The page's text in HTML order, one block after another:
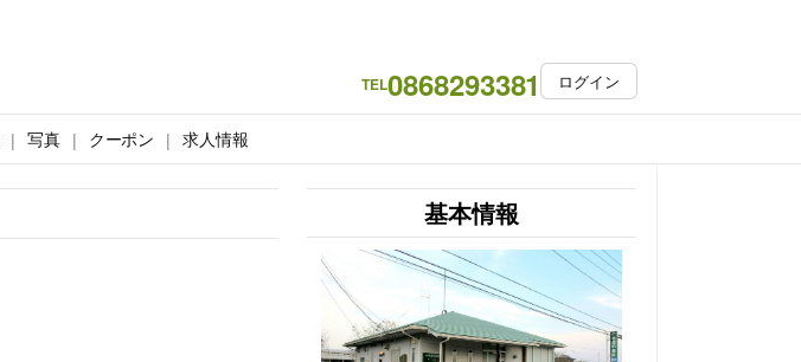
TEL0868293381 ログイン
写真 クーポン 求人情報
基本情報